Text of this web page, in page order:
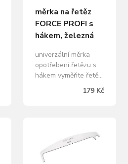
měrka na řetěz
FORCE PROFI s
hákem, železná
univerzální měrka
opotřebení řetězu s
hákem vyměňte řetěz
NEGATIVE -100%
opotřebení řetězu
montážní hák pro
179 Kč